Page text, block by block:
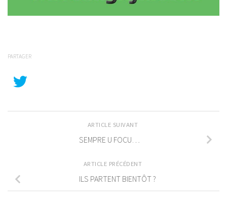
PARTAGER
ARTICLE SUIVANT
SEMPRE U FOCU…
ARTICLE PRÉCÉDENT
ILS PARTENT BIENTÔT ?